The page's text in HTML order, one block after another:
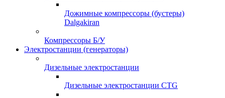
Дожимные компрессоры (бустеры)
Dalgakiran
Компрессоры Б/У
Электростанции (генераторы)
Дизельные электростанции
Дизельные электростанции CTG